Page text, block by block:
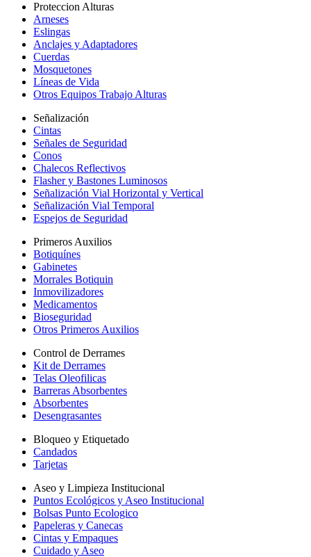
Proteccion Alturas
Arneses
Eslingas
Anclajes y Adaptadores
Cuerdas
Mosquetones
Líneas de Vida
Otros Equipos Trabajo Alturas
Señalización
Cintas
Señales de Seguridad
Conos
Chalecos Reflectivos
Flasher y Bastones Luminosos
Señalización Vial Horizontal y Vertical
Señalización Vial Temporal
Espejos de Seguridad
Primeros Auxilios
Botiquínes
Gabinetes
Morrales Botiquin
Inmovilizadores
Medicamentos
Bioseguridad
Otros Primeros Auxilios
Control de Derrames
Kit de Derrames
Telas Oleofilicas
Barreras Absorbentes
Absorbentes
Desengrasantes
Bloqueo y Etiquetado
Candados
Tarjetas
Aseo y Limpieza Institucional
Puntos Ecológicos y Aseo Institucional
Bolsas Punto Ecologico
Papeleras y Canecas
Cintas y Empaques
Cuidado y Aseo